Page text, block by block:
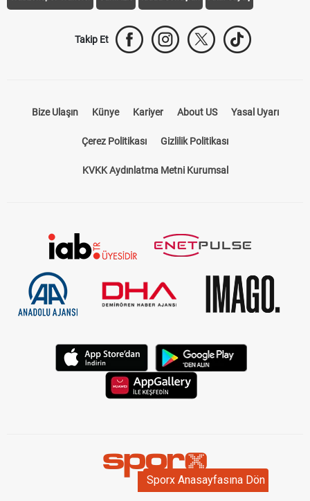
Sporx Anasayfasına Dön
Sporx Anasayfasına Dön
Takip Et
Bize Ulaşın Künye Kariyer About US Yasal Uyarı
Çerez Politikası Gizlilik Politikası
KVKK Aydınlatma Metni Kurumsal